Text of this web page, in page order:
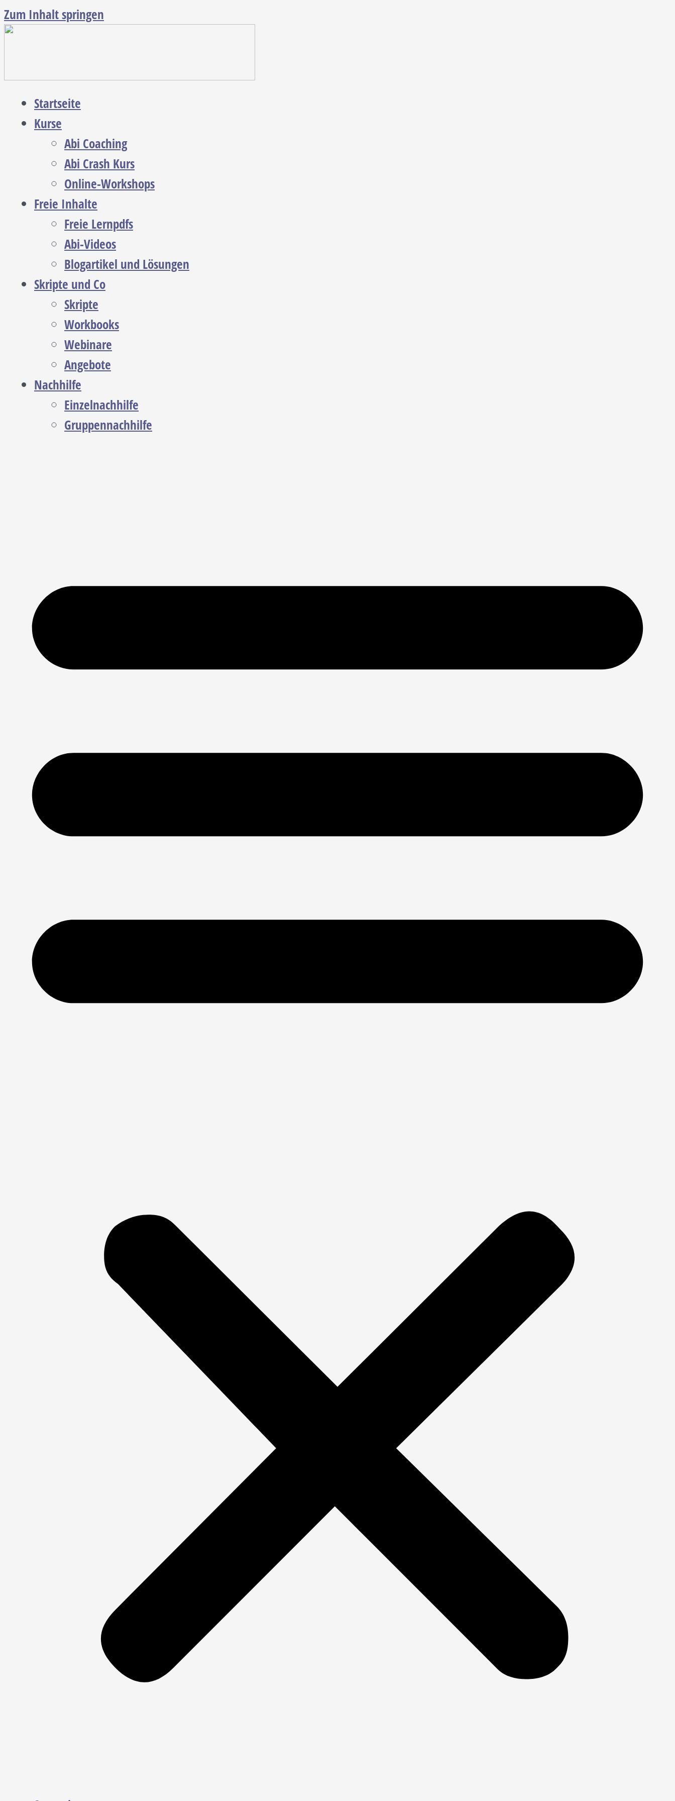
Zum Inhalt springen
Startseite
Kurse
Abi Coaching
Abi Crash Kurs
Online-Workshops
Freie Inhalte
Freie Lernpdfs
Abi-Videos
Blogartikel und Lösungen
Skripte und Co
Skripte
Workbooks
Webinare
Angebote
Nachhilfe
Einzelnachhilfe
Gruppennachhilfe